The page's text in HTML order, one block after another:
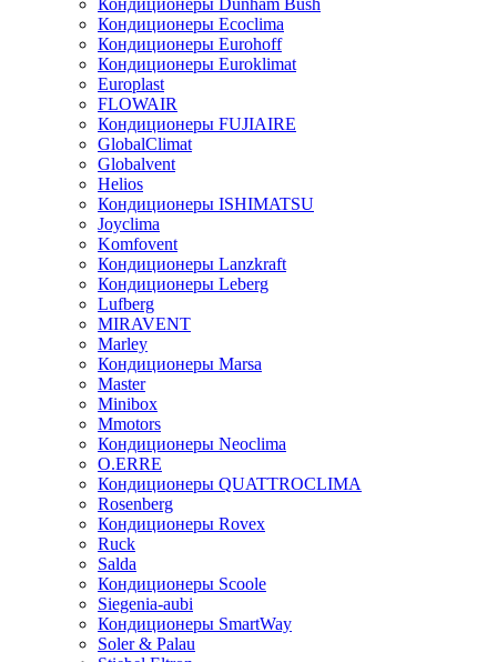
Кондиционеры Dunham Bush
Кондиционеры Ecoclima
Кондиционеры Eurohoff
Кондиционеры Euroklimat
Europlast
FLOWAIR
Кондиционеры FUJIAIRE
GlobalClimat
Globalvent
Helios
Кондиционеры ISHIMATSU
Joyclima
Komfovent
Кондиционеры Lanzkraft
Кондиционеры Leberg
Lufberg
MIRAVENT
Marley
Кондиционеры Marsa
Master
Minibox
Mmotors
Кондиционеры Neoclima
O.ERRE
Кондиционеры QUATTROCLIMA
Rosenberg
Кондиционеры Rovex
Ruck
Salda
Кондиционеры Scoole
Siegenia-aubi
Кондиционеры SmartWay
Soler & Palau